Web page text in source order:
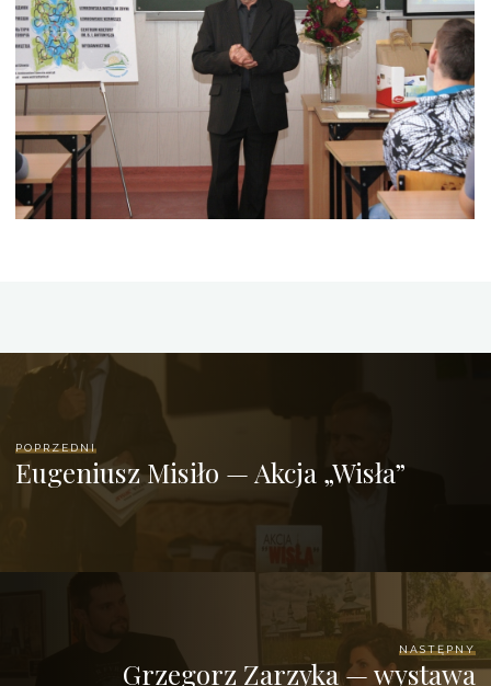
POPRZEDNI
Eugeniusz Misiło — Akcja „Wisła”
NASTĘPNY
Grzegorz Zarzyka — wystawa